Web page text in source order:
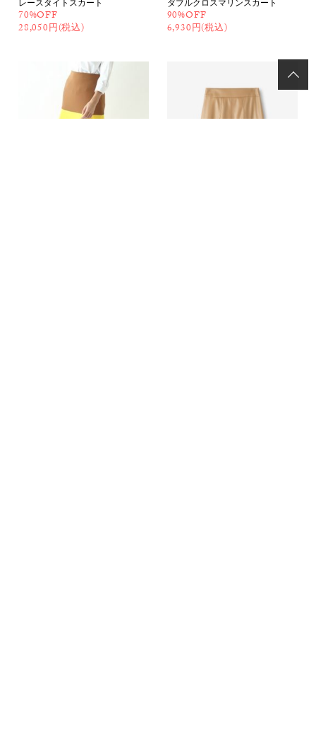
レースタイトスカート
70%OFF
28,050円(税込)
ダブルクロスマリンスカート
90%OFF
6,930円(税込)